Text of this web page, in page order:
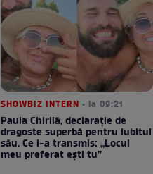
SHOWBIZ INTERN • la 09:21
Paula Chirilă, declarație de
dragoste superbă pentru iubitul
său. Ce i-a transmis: „Locul
meu preferat ești tu”